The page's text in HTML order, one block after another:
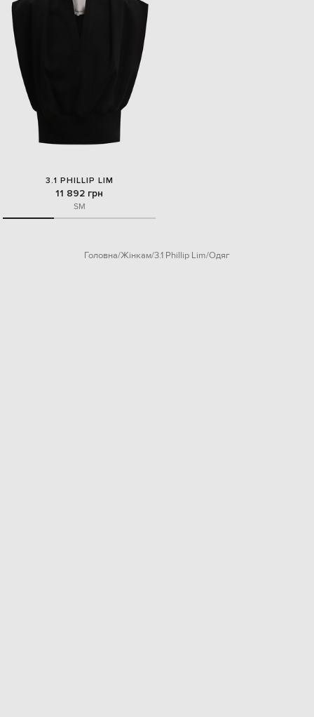
3.1 PHILLIP LIM
11 892 грн
SM
Головна Жінкам 3.1 Phillip Lim Одяг